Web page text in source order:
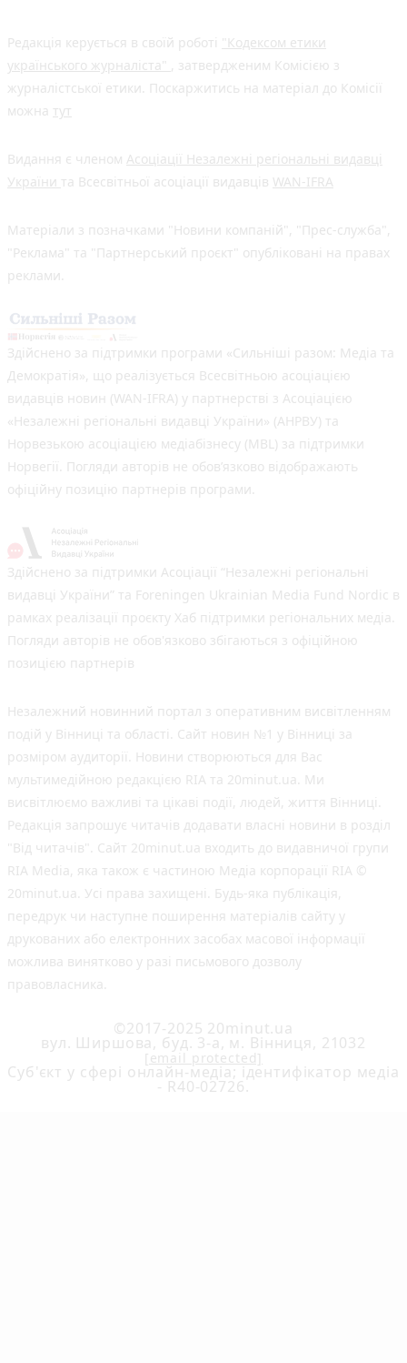
Редакція керується в своїй роботі "Кодексом етики
українського журналіста"
, затвердженим Комісією з
журналістської етики. Поскаржитись на матеріал до Комісії
можна тут
Видання є членом Асоціації Незалежні регіональні видавці
України та Всесвітньої асоціації видавців WAN-IFRA
Матеріали з позначками "Новини компаній", "Прес-служба",
"Реклама" та "Партнерський проєкт" опубліковані на правах
реклами.
Здійснено за підтримки програми «Сильніші разом: Медіа та
Демократія», що реалізується Всесвітньою асоціацією
видавців новин (WAN-IFRA) у партнерстві з Асоціацією
«Незалежні регіональні видавці України» (АНРВУ) та
Норвезькою асоціацією медіабізнесу (MBL) за підтримки
Норвегії. Погляди авторів не обов’язково відображають
офіційну позицію партнерів програми.
Здійснено за підтримки Асоціації “Незалежні регіональні
видавці України” та Foreningen Ukrainian Media Fund Nordic в
рамках реалізації проєкту Хаб підтримки регіональних медіа.
Погляди авторів не обов'язково збігаються з офіційною
позицією партнерів
Незалежний новинний портал з оперативним висвітленням
подій у Вінниці та області. Сайт новин №1 у Вінниці за
розміром аудиторії. Новини створюються для Вас
мультимедійною редакцією RIA та 20minut.ua. Ми
висвітлюємо важливі та цікаві події, людей, життя Вінниці.
Редакція запрошує читачів додавати власні новини в розділ
"Від читачів". Сайт 20minut.ua входить до видавничої групи
RIA Media, яка також є частиною Медіа корпорації RIA ©
20minut.ua. Усі права захищені. Будь-яка публiкацiя,
передрук чи наступне поширення матеріалів сайту у
друкованих або електронних засобах масової інформації
можлива винятково у разі письмового дозволу
правовласника.
©2017-2025 20minut.ua
вул. Ширшова, буд. 3-а, м. Вінниця, 21032
[email protected]
Cуб'єкт у сфері онлайн-медіа; ідентифікатор медіа
- R40-02726.